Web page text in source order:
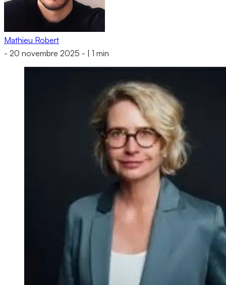
Mathieu Robert
- 20 novembre 2025 - 1 min